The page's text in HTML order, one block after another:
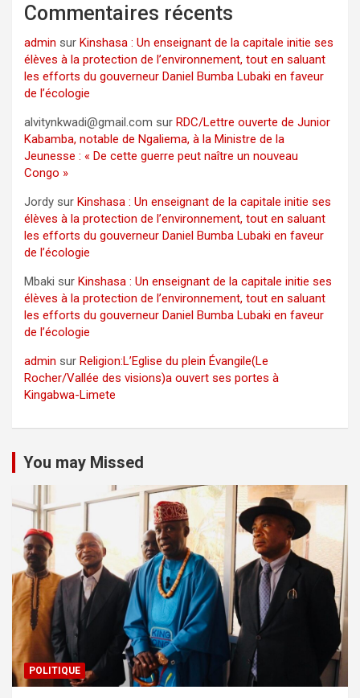
Commentaires récents
admin sur Kinshasa : Un enseignant de la capitale initie ses
élèves à la protection de l’environnement, tout en saluant
les efforts du gouverneur Daniel Bumba Lubaki en faveur
de l’écologie
alvitynkwadi@gmail.com sur RDC/Lettre ouverte de Junior
Kabamba, notable de Ngaliema, à la Ministre de la
Jeunesse : « De cette guerre peut naître un nouveau
Congo »
Jordy sur Kinshasa : Un enseignant de la capitale initie ses
élèves à la protection de l’environnement, tout en saluant
les efforts du gouverneur Daniel Bumba Lubaki en faveur
de l’écologie
Mbaki sur Kinshasa : Un enseignant de la capitale initie ses
élèves à la protection de l’environnement, tout en saluant
les efforts du gouverneur Daniel Bumba Lubaki en faveur
de l’écologie
admin sur Religion:L’Eglise du plein Évangile(Le
Rocher/Vallée des visions)a ouvert ses portes à
Kingabwa-Limete
You may Missed
POLITIQUE